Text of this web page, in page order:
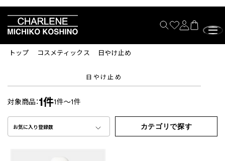
トップ コスメティックス 日やけ止め
日やけ止め
対象商品：1件1件～1件
お気に入り登録数 カテゴリで探す